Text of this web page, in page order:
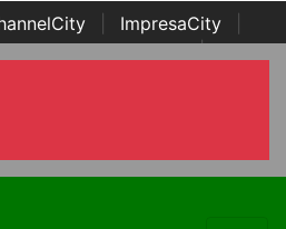
ImpresaCity
Channel Awards | Italian